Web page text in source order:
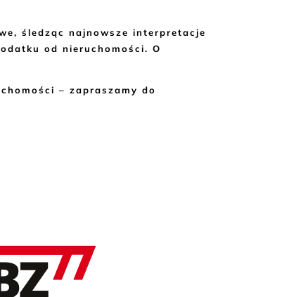
śledząc najnowsze interpretacje
od nieruchomości. O
– zapraszamy do